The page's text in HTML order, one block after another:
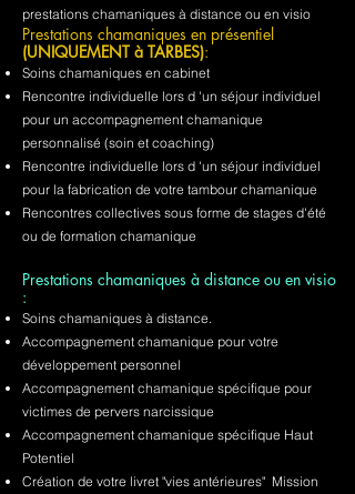
prestations chamaniques à distance ou en visio
Prestations chamaniques en présentiel
(UNIQUEMENT à TARBES):
Soins chamaniques en cabinet
Rencontre individuelle lors d 'un séjour individuel
pour un accompagnement chamanique
personnalisé (soin et coaching)
Rencontre individuelle lors d 'un séjour individuel
pour la fabrication de votre tambour chamanique
Rencontres collectives sous forme de stages d'été
ou de formation chamanique
Prestations chamaniques à distance ou en visio
:
Soins chamaniques à distance.
Accompagnement chamanique pour votre
développement personnel
Accompagnement chamanique spécifique pour
victimes de pervers narcissique
Accompagnement chamanique spécifique Haut
Potentiel
Création de votre livret "vies antérieures" Mission